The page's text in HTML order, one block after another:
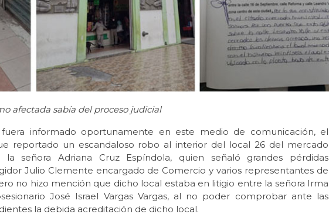
afectada sabía del proceso judicial
fuera informado oportunamente en este medio de comunicación, el
reportado un escandaloso robo al interior del local 26 del mercado
señora Adriana Cruz Espíndola, quien señaló grandes pérdidas
Julio Clemente encargado de Comercio y varios representantes de
no hizo mención que dicho local estaba en litigio entre la señora Irma
José Israel Vargas Vargas, al no poder comprobar ante las
la debida acreditación de dicho local.